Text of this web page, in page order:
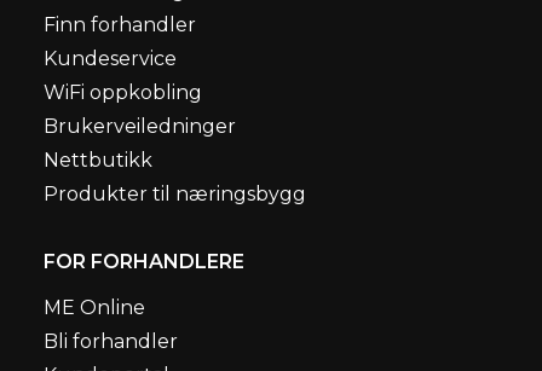
Finn forhandler
Kundeservice
WiFi oppkobling
Brukerveiledninger
Nettbutikk
Produkter til næringsbygg
FOR FORHANDLERE
ME Online
Bli forhandler